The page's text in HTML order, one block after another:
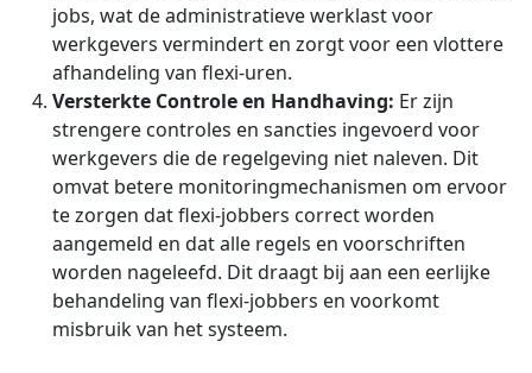
jobs, wat de administratieve werklast voor
werkgevers vermindert en zorgt voor een vlottere
afhandeling van flexi-uren.
Versterkte Controle en Handhaving: Er zijn
strengere controles en sancties ingevoerd voor
werkgevers die de regelgeving niet naleven. Dit
omvat betere monitoringmechanismen om ervoor
te zorgen dat flexi-jobbers correct worden
aangemeld en dat alle regels en voorschriften
worden nageleefd. Dit draagt bij aan een eerlijke
behandeling van flexi-jobbers en voorkomt
misbruik van het systeem.